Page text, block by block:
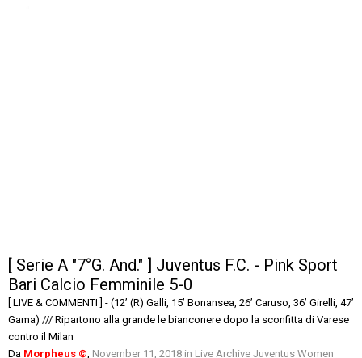
[ Serie A "7°G. And." ] Juventus F.C. - Pink Sport
Bari Calcio Femminile 5-0
[ LIVE & COMMENTI ] - (12’ (R) Galli, 15’ Bonansea, 26’ Caruso, 36’ Girelli, 47’
Gama) /// Ripartono alla grande le bianconere dopo la sconfitta di Varese
contro il Milan
Da Morpheus ©, November 11, 2018 in Live Archive Juventus Women